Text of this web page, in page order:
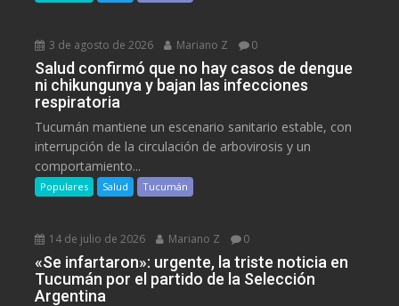
3 de agosto de 2026 Mariano Z 0
Salud confirmó que no hay casos de dengue
ni chikungunya y bajan las infecciones
respiratoria
Tucumán mantiene un escenario sanitario estable, con
interrupción de la circulación de arbovirosis y un
comportamiento...
Populares Salud Tucumán
14 de julio de 2026 Mariano Z 0
«Se infartaron»: urgente, la triste noticia en
Tucumán por el partido de la Selección
Argentina